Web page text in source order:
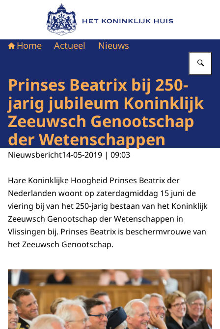
Naar de homepage van Het Koninklijk Huis
Home Actueel Nieuws
Prinses Beatrix bij 250-
jarig jubileum Koninklijk
Zeeuwsch Genootschap
der Wetenschappen
Nieuwsbericht14-05-2019 | 09:03
Hare Koninklijke Hoogheid Prinses Beatrix der
Nederlanden woont op zaterdagmiddag 15 juni de
viering bij van het 250-jarig bestaan van het Koninklijk
Zeeuwsch Genootschap der Wetenschappen in
Vlissingen bij. Prinses Beatrix is beschermvrouwe van
het Zeeuwsch Genootschap.